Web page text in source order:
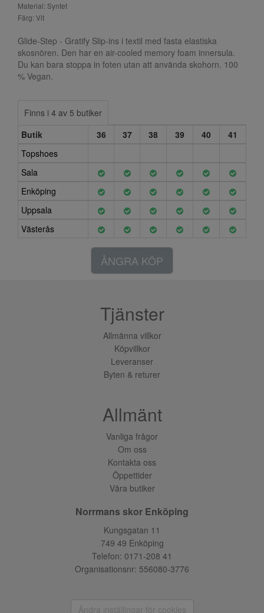
Material: Syntet
Färg: Vit
Glide-Step - Gratify Slip-ins i textil med fasta elastiska
skosnören. Den har en air-cooled memory foam innersula.
Du kan bara stoppa in foten utan att använda skohorn. 100
% Vegan.
Finns i 4 av 5 butiker
Butik
36 37 38 39 40
41
Topshoes
Sala
Enköping
Uppsala
Västerås
ÅNGRA KÖP
Tjänster
Allmänna villkor
Köpvillkor
Leveranser
Byten & returer
Allmänt
Vanliga frågor
Om oss
Kontakta oss
Öppettider
Våra butiker
Norrmans skor Enköping
Kungsgatan 11
749 49 Enköping
Telefon: 0171-208 41
Organisationsnr: 556080-3776
Ändra inställingar för cookies